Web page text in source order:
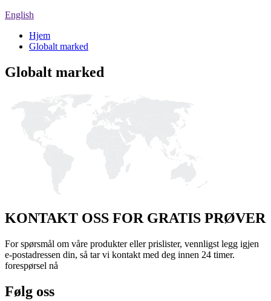
English
Hjem
Globalt marked
Globalt marked
KONTAKT OSS FOR GRATIS PRØVER
For spørsmål om våre produkter eller prislister, vennligst legg igjen
e-postadressen din, så tar vi kontakt med deg innen 24 timer.
forespørsel nå
Følg oss